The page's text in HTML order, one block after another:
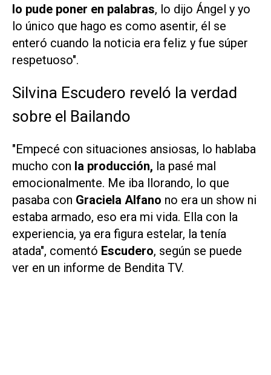
lo pude poner en palabras, lo dijo Ángel y yo
lo único que hago es como asentir, él se
enteró cuando la noticia era feliz y fue súper
respetuoso".
Silvina Escudero reveló la verdad
sobre el Bailando
"Empecé con situaciones ansiosas, lo hablaba
mucho con la producción, la pasé mal
emocionalmente. Me iba llorando, lo que
pasaba con Graciela Alfano no era un show ni
estaba armado, eso era mi vida. Ella con la
experiencia, ya era figura estelar, la tenía
atada", comentó Escudero, según se puede
ver en un informe de Bendita TV.